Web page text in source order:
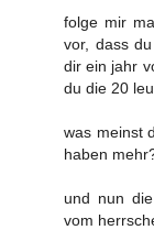
folge mir
vor, dass
dir ein jahr
du die 20
was meinst
haben
und nun
vom